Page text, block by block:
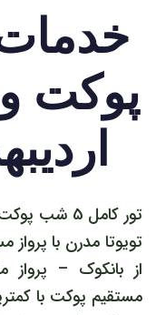
تویوتا مدرن با
از بانکوک –
مستقیم پوکت با